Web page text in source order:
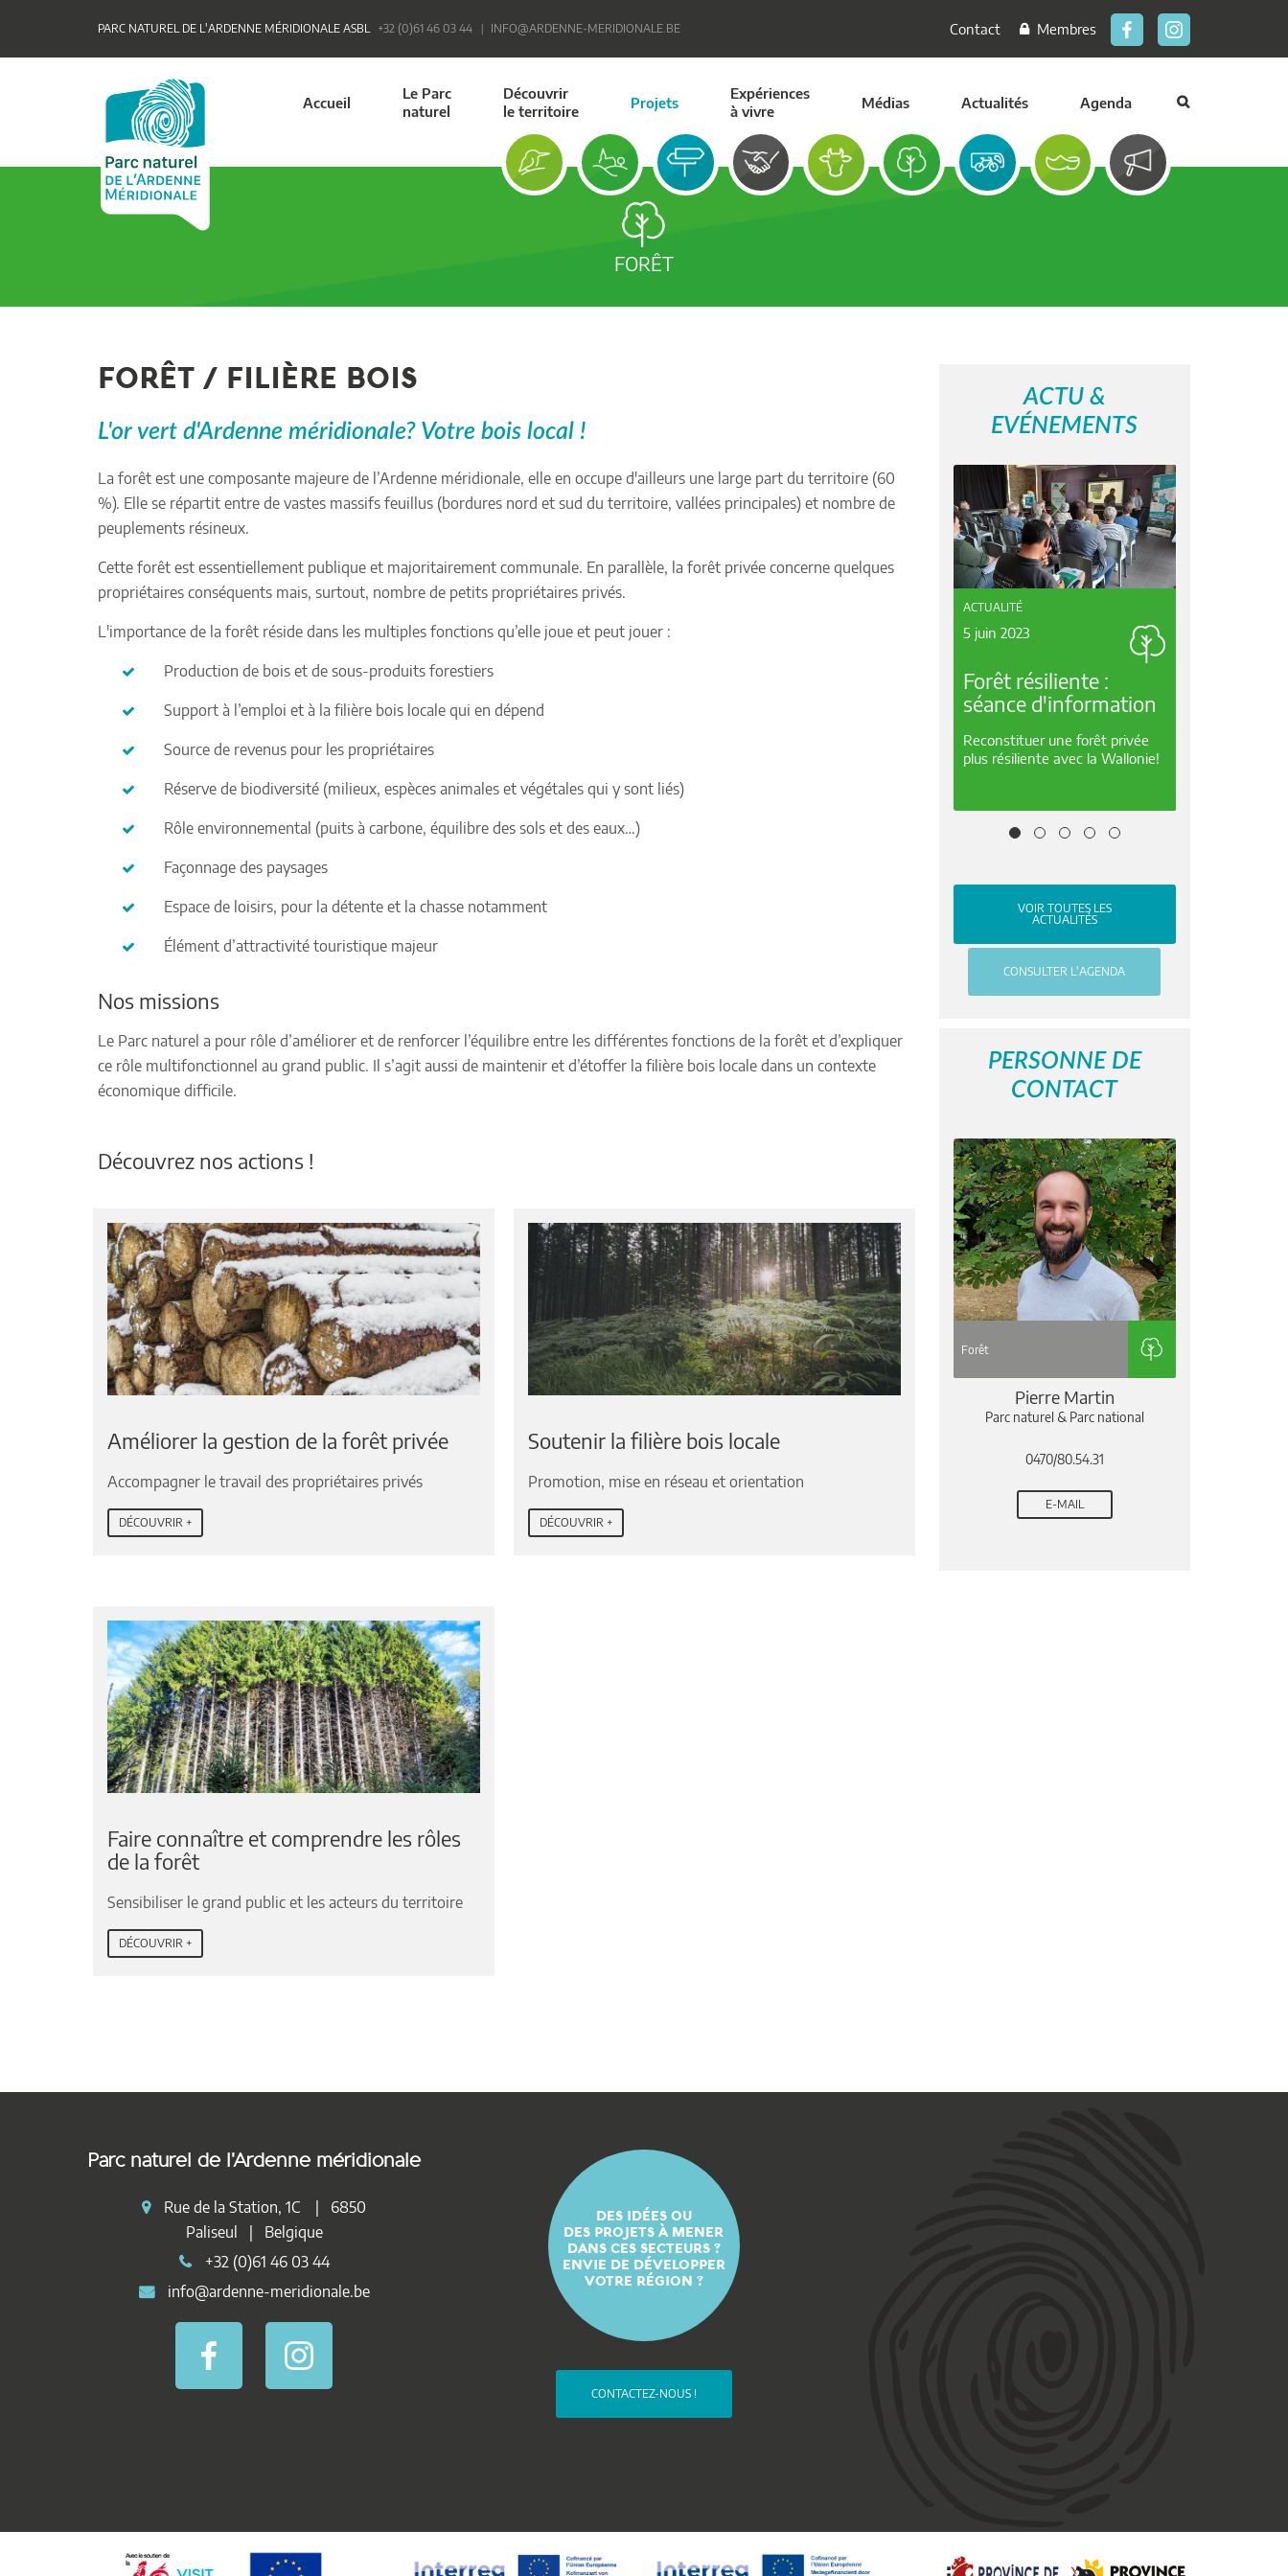
PARC NATUREL DE L'ARDENNE MÉRIDIONALE ASBL +32 (0)61 46 03 44 INFO@ARDENNE-MERIDIONALE.BE Contact Membres
Accueil
Le Parc
naturel
Découvrir
le territoire
Projets
Expériences
à vivre
Médias Actualités Agenda
FORÊT
FORÊT / FILIÈRE BOIS
L'or vert d'Ardenne méridionale? Votre bois local !
La forêt est une composante majeure de l’Ardenne méridionale, elle en occupe d'ailleurs une large part du territoire (60
%). Elle se répartit entre de vastes massifs feuillus (bordures nord et sud du territoire, vallées principales) et nombre de
peuplements résineux.
Cette forêt est essentiellement publique et majoritairement communale. En parallèle, la forêt privée concerne quelques
propriétaires conséquents mais, surtout, nombre de petits propriétaires privés.
L'importance de la forêt réside dans les multiples fonctions qu’elle joue et peut jouer :
Production de bois et de sous-produits forestiers
Support à l’emploi et à la filière bois locale qui en dépend
Source de revenus pour les propriétaires
Réserve de biodiversité (milieux, espèces animales et végétales qui y sont liés)
Rôle environnemental (puits à carbone, équilibre des sols et des eaux…)
Façonnage des paysages
Espace de loisirs, pour la détente et la chasse notamment
Élément d’attractivité touristique majeur
Nos missions
Le Parc naturel a pour rôle d’améliorer et de renforcer l’équilibre entre les différentes fonctions de la forêt et d’expliquer
ce rôle multifonctionnel au grand public. Il s’agit aussi de maintenir et d’étoffer la filière bois locale dans un contexte
économique difficile.
Découvrez nos actions !
Améliorer la gestion de la forêt privée
Accompagner le travail des propriétaires privés
DÉCOUVRIR +
Soutenir la filière bois locale
Promotion, mise en réseau et orientation
DÉCOUVRIR +
Faire connaître et comprendre les rôles
de la forêt
Sensibiliser le grand public et les acteurs du territoire
DÉCOUVRIR +
ACTU &
EVÉNEMENTS
Forêt résiliente :
séance d'information
Reconstituer une forêt privée
plus résiliente avec la Wallonie!
21 mars 2023
des Forêts
Une belle occasion pour se
pencher sur les forêts du
VOIR TOUTES LES
ACTUALITÉS
CONSULTER L'AGENDA
PERSONNE DE
CONTACT
Forêt
Pierre Martin
Parc naturel & Parc national
0470/80.54.31
E-MAIL
Parc naturel de l'Ardenne méridionale
Rue de la Station, 1C | 6850
Paliseul | Belgique
+32 (0)61 46 03 44
info@ardenne-meridionale.be
DES IDÉES OU
DES PROJETS À MENER
DANS CES SECTEURS ?
ENVIE DE DÉVELOPPER
VOTRE RÉGION ?
CONTACTEZ-NOUS !